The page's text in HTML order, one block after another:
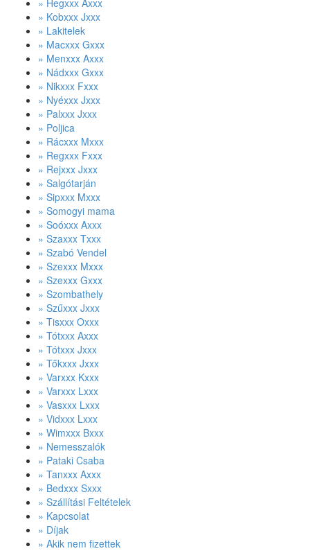
» Kobxxx Jxxx
» Lakitelek
» Macxxx Gxxx
» Menxxx Axxx
» Nádxxx Gxxx
» Nikxxx Fxxx
» Nyéxxx Jxxx
» Palxxx Jxxx
» Poljica
» Rácxxx Mxxx
» Regxxx Fxxx
» Rejxxx Jxxx
» Salgótarján
» Sipxxx Mxxx
» Somogyi mama
» Soóxxx Axxx
» Szaxxx Txxx
» Szabó Vendel
» Szexxx Mxxx
» Szexxx Gxxx
» Szombathely
» Szűxxx Jxxx
» Tisxxx Oxxx
» Tótxxx Axxx
» Tótxxx Jxxx
» Tőkxxx Jxxx
» Varxxx Kxxx
» Varxxx Lxxx
» Vasxxx Lxxx
» Vidxxx Lxxx
» Wimxxx Bxxx
» Nemesszalók
» Pataki Csaba
» Tanxxx Axxx
» Bedxxx Sxxx
» Szállítási Feltételek
» Kapcsolat
» Díjak
» Akik nem fizettek